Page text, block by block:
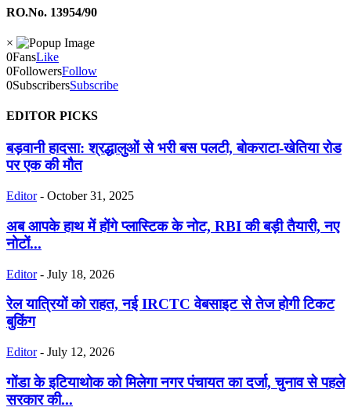
RO.No. 13954/90
×
0FansLike
0FollowersFollow
0SubscribersSubscribe
EDITOR PICKS
बड़वानी हादसा: श्रद्धालुओं से भरी बस पलटी, बोकराटा-खेतिया रोड
पर एक की मौत
Editor - October 31, 2025
अब आपके हाथ में होंगे प्लास्टिक के नोट, RBI की बड़ी तैयारी, नए
नोटों...
Editor - July 18, 2026
रेल यात्रियों को राहत, नई IRCTC वेबसाइट से तेज होगी टिकट
बुकिंग
Editor - July 12, 2026
गोंडा के इटियाथोक को मिलेगा नगर पंचायत का दर्जा, चुनाव से पहले
सरकार की...